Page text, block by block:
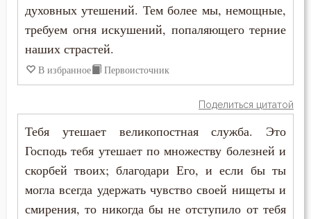
Сребролюбие
Страсть
Страх Божий
Страх смерти
духовных утешений. Тем более мы, немощные,
требуем огня искушений, попаляющего терние
наших страстей.
В избранное Первоисточник
Поделиться цитатой
Тебя утешает великопостная служба. Это
Господь тебя утешает по множеству болезней и
скорбей твоих; благодари Его, и если бы ты
могла всегда удержать чувство своей нищеты и
смирения, то никогда бы не отступило от тебя